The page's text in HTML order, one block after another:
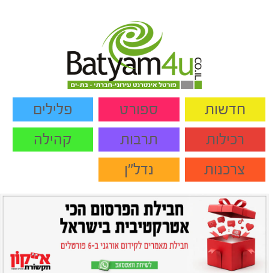
חדשות ספורט
פלילים
רכילות
תרבות
קהילה
צרכנות
נדל"ן